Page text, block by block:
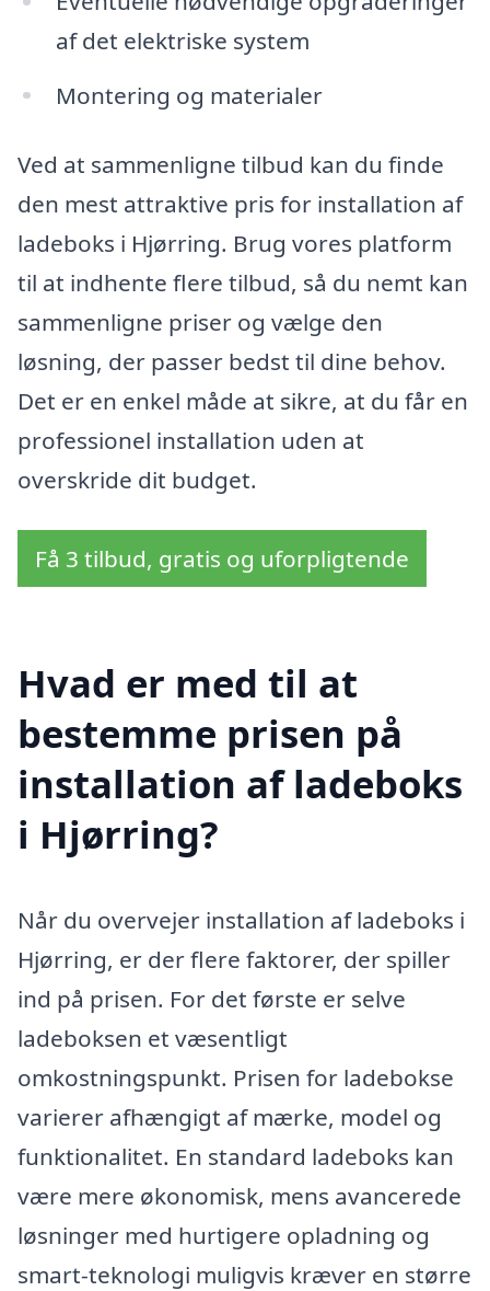
af det elektriske system
Montering og materialer
Ved at sammenligne tilbud kan du finde
den mest attraktive pris for installation af
ladeboks i Hjørring. Brug vores platform
til at indhente flere tilbud, så du nemt kan
sammenligne priser og vælge den
løsning, der passer bedst til dine behov.
Det er en enkel måde at sikre, at du får en
professionel installation uden at
overskride dit budget.
Få 3 tilbud, gratis og uforpligtende
Hvad er med til at
bestemme prisen på
installation af ladeboks
i Hjørring?
Når du overvejer installation af ladeboks i
Hjørring, er der flere faktorer, der spiller
ind på prisen. For det første er selve
ladeboksen et væsentligt
omkostningspunkt. Prisen for ladebokse
varierer afhængigt af mærke, model og
funktionalitet. En standard ladeboks kan
være mere økonomisk, mens avancerede
løsninger med hurtigere opladning og
smart-teknologi muligvis kræver en større